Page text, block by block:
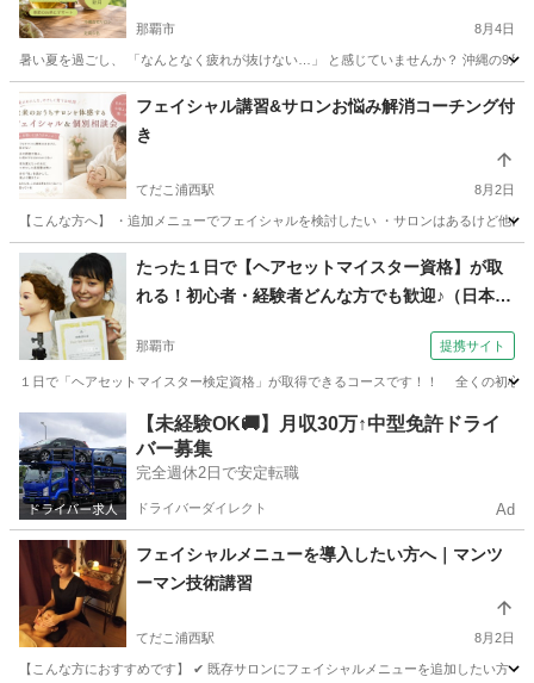
那覇市 8月4日
暑い夏を過ごし、 「なんとなく疲れが抜けない…」 と感じていませんか？ 沖縄の9月
沖縄 那覇市 美容健康 東洋医学
フェイシャル講習&サロンお悩み解消コーチング付
き
てだこ浦西駅 8月2日
【こんな方へ】 ・追加メニューでフェイシャルを検討したい ・サロンはあるけど他
沖縄 中頭郡 てだこ浦西駅 エステ フェイシャル
たった１日で【ヘアセットマイスター資格】が取
れる！初心者・経験者どんな方でも歓迎♪（日本ヘ
【JHSS沖縄校】お仕事しながら学べる♪）
那覇市 提携サイト
１日で「ヘアセットマイスター検定資格」が取得できるコースです！！ 全くの初心
那覇市 ヘアメイク
【未経験OK🚚】月収30万↑中型免許ドライ
バー募集
完全週休2日で安定転職
ドライバーダイレクト Ad
フェイシャルメニューを導入したい方へ｜マンツ
ーマン技術講習
てだこ浦西駅 8月2日
【こんな方におすすめです】 ✔ 既存サロンにフェイシャルメニューを追加したい方